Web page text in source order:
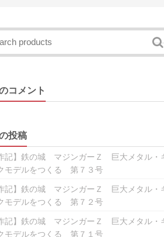
コメント
投稿
作記】鉄の城 マジンガーＺ 巨大メタル・
モデルをつくる 第７３号
作記】鉄の城 マジンガーＺ 巨大メタル・
モデルをつくる 第７２号
作記】鉄の城 マジンガーＺ 巨大メタル・
モデルをつくる 第７１号